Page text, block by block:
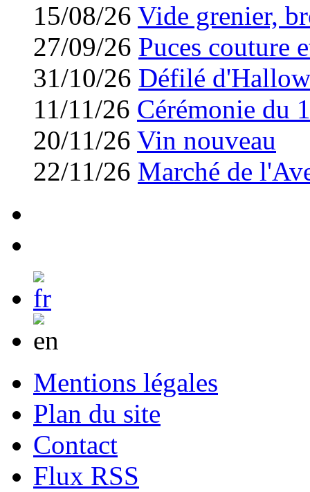
15/08/26 Vide grenier,
27/09/26 Puces couture
31/10/26 Défilé
11/11/26 Cérémonie du
20/11/26 Vin nouveau
22/11/26 Marché de
Mentions légales
Plan du site
Contact
Flux RSS